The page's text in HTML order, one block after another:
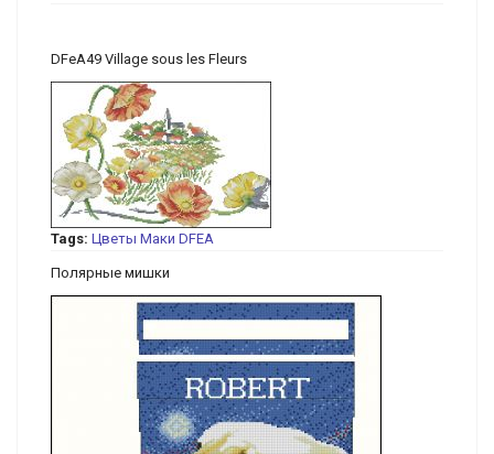
DFeA49 Village sous les Fleurs
Tags: Цветы Маки DFEA
Полярные мишки